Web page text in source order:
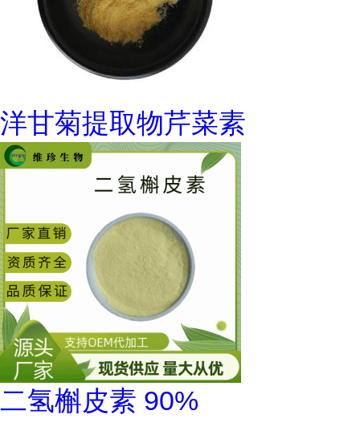
洋甘菊提取物芹菜素
二氢槲皮素 90%